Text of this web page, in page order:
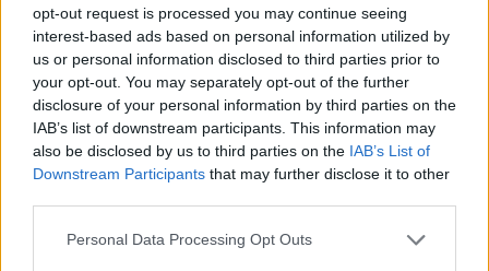
opt-out request is processed you may continue seeing
interest-based ads based on personal information utilized by
us or personal information disclosed to third parties prior to
your opt-out. You may separately opt-out of the further
disclosure of your personal information by third parties on the
IAB’s list of downstream participants. This information may
also be disclosed by us to third parties on the IAB’s List of
Downstream Participants that may further disclose it to other
Personal Data Processing Opt Outs
Πριν 5 ημέρες
Μία μικρή αλλά αναγκαία ανάπαυλα για την
ομάδα του «Πολίτη»